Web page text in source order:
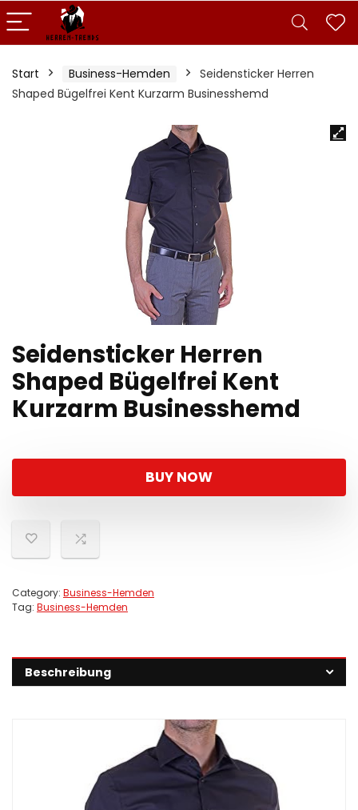
Start Business-Hemden
Seidensticker Herren
Shaped Bügelfrei Kent Kurzarm Businesshemd
Seidensticker Herren
Shaped Bügelfrei Kent
Kurzarm Businesshemd
BUY NOW
Category: Business-Hemden
Tag: Business-Hemden
Beschreibung